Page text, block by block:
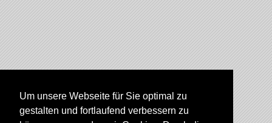
Um unsere Webseite für Sie optimal zu
gestalten und fortlaufend verbessern zu